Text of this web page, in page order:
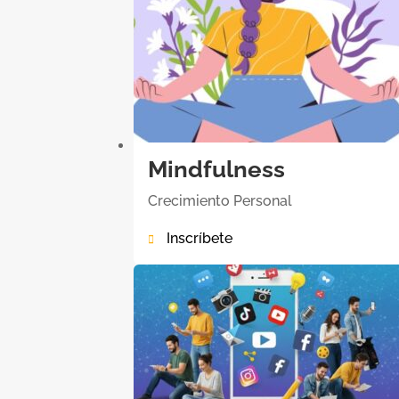
Mindfulness
Crecimiento Personal
 Inscríbete